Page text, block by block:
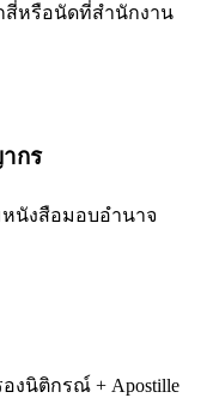
สี่หรือนัดที่สำนักงาน
กร
หนังสือมอบอำนาจ
งนิติกรณ์ + Apostille